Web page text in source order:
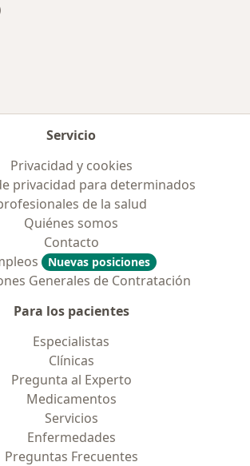
Servicio
Privacidad y cookies
privacidad para determinados
de la salud
Quiénes somos
Contacto
Nuevas posiciones
Generales de Contratación
Para los pacientes
Especialistas
Clínicas
Pregunta al Experto
Medicamentos
Servicios
Enfermedades
Preguntas Frecuentes